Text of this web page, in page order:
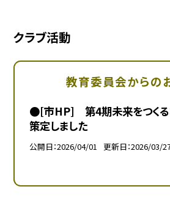
クラブ活動
教育委員会からの
●[市HP] 第4期未来をつくる
策定しました
公開日 2026/04/01 更新日 2026/03/